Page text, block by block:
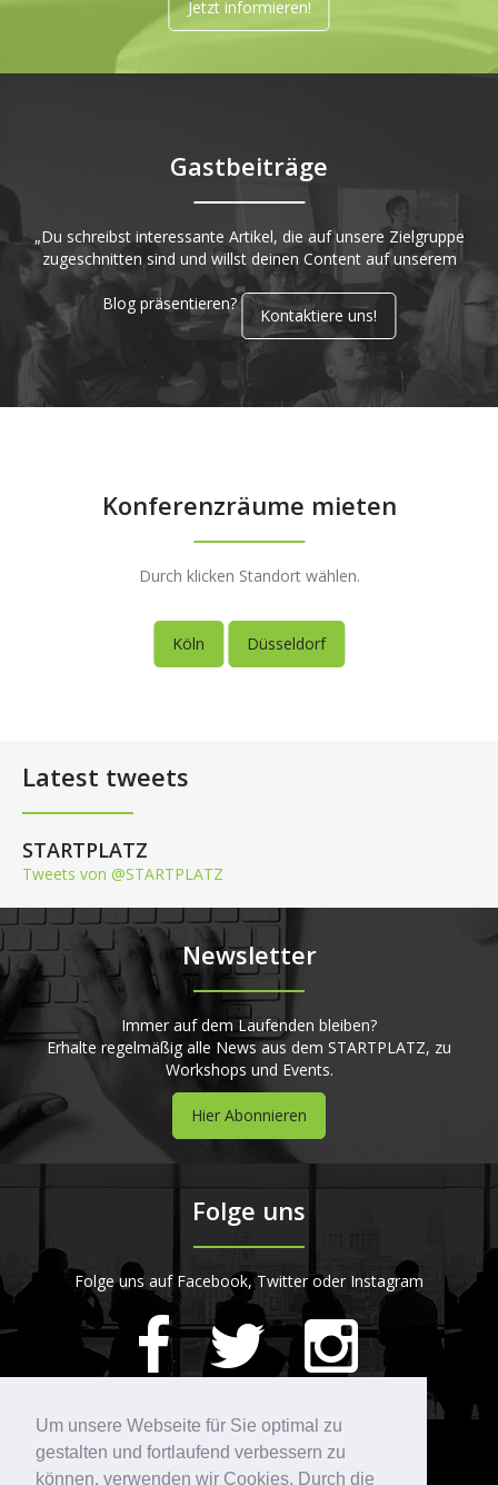
Um unsere Webseite für Sie optimal zu
gestalten und fortlaufend verbessern zu
können, verwenden wir Cookies. Durch die
Jetzt informieren!
Gastbeiträge
„Du schreibst interessante Artikel, die auf unsere Zielgruppe
zugeschnitten sind und willst deinen Content auf unserem
Blog präsentieren?
Kontaktiere uns!
Konferenzräume mieten
Durch klicken Standort wählen.
Köln Düsseldorf
Latest tweets
STARTPLATZ
Tweets von @STARTPLATZ
Newsletter
Immer auf dem Laufenden bleiben?
Erhalte regelmäßig alle News aus dem STARTPLATZ, zu
Workshops und Events.
Hier Abonnieren
Folge uns
Folge uns auf Facebook, Twitter oder Instagram
STARTPLATZ
420Bewertungen auf ProvenExpert.com
Kontakt